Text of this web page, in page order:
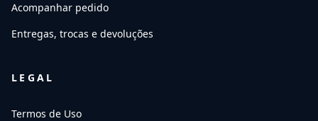
Acompanhar pedido
Entregas, trocas e devoluções
LEGAL
Termos de Uso